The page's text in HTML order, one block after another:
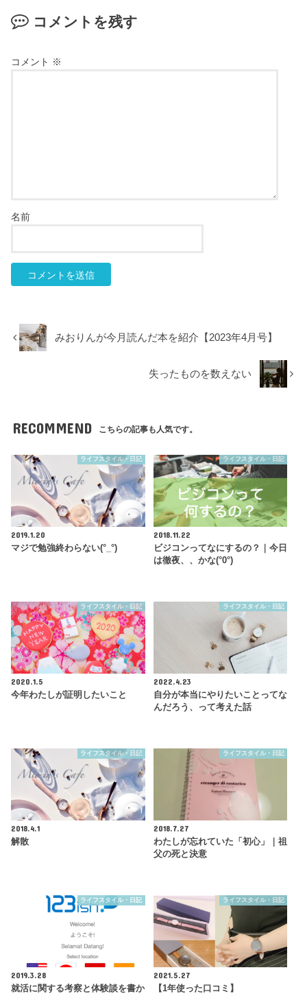
コメントを残す
コメント ※
名前
みおりんが今月読んだ本を紹介【2023年4月号】
失ったものを数えない
RECOMMEND こちらの記事も人気です。
ライフスタイル・日記
2019.1.20
マジで勉強終わらない(°_°)
ライフスタイル・日記
2018.11.22
ビジコンってなにするの？｜今日
は徹夜、、かな(°0°)
ライフスタイル・日記
2020.1.5
今年わたしが証明したいこと
ライフスタイル・日記
2022.4.23
自分が本当にやりたいことってな
んだろう、って考えた話
ライフスタイル・日記
2018.4.1
解散
ライフスタイル・日記
2018.7.27
わたしが忘れていた「初心」｜祖
父の死と決意
ライフスタイル・日記
2019.3.28
就活に関する考察と体験談を書か
ライフスタイル・日記
2021.5.27
【1年使った口コミ】